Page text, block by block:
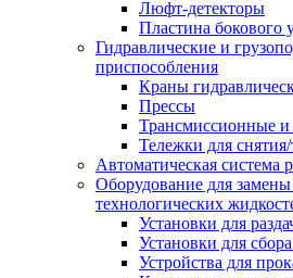
Люфт-детекторы
Пластина бокового
Гидравлические и
приспособления
Краны
Прессы
Трансмиссионные и
Тележки для
Автоматическая система
Оборудование для
технологических
Установки для
Установки для
Устройства для